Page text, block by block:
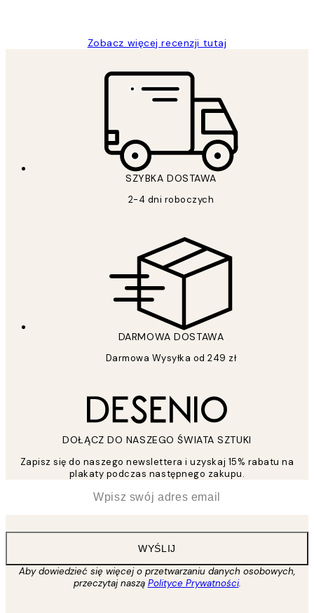
Zobacz więcej recenzji tutaj
SZYBKA DOSTAWA
2-4 dni roboczych
DARMOWA DOSTAWA
Darmowa Wysyłka od 249 zł
DOŁĄCZ DO NASZEGO ŚWIATA SZTUKI
Zapisz się do naszego newslettera i uzyskaj 15% rabatu na
plakaty podczas następnego zakupu.
WYŚLIJ
Aby dowiedzieć się więcej o przetwarzaniu danych osobowych,
przeczytaj naszą Polityce Prywatności.